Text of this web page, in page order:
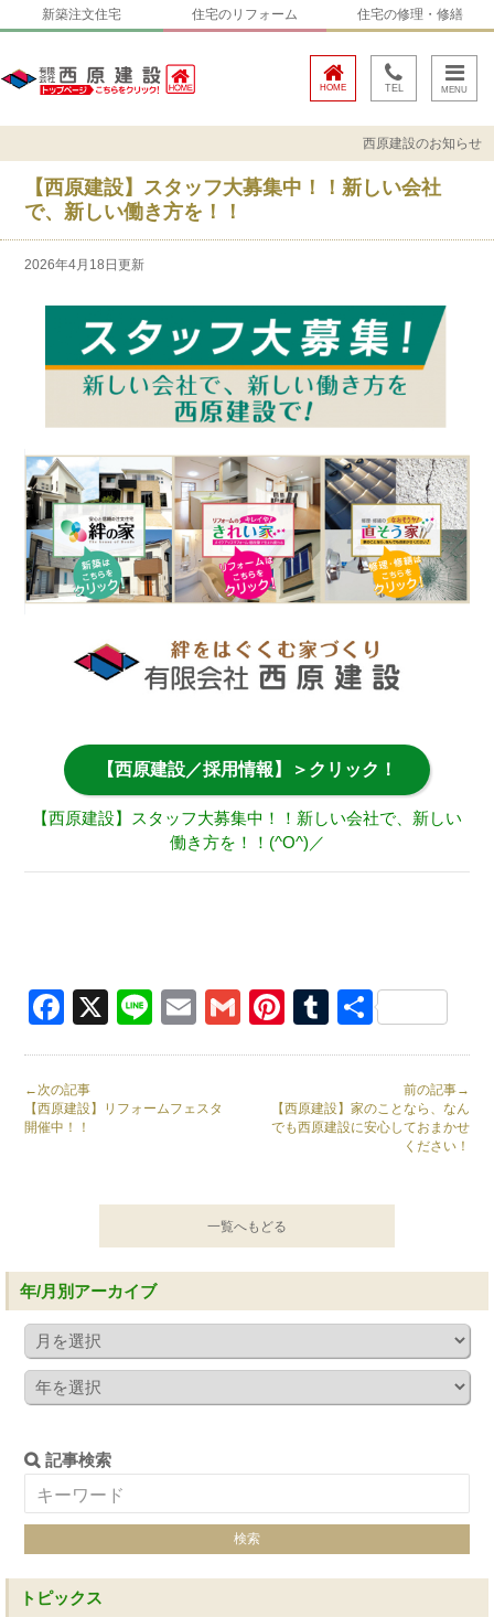
新築注文住宅 住宅のリフォーム 住宅の修理・修繕
TEL
HOME
西原建設のお知らせ
【西原建設】スタッフ大募集中！！新しい会社
で、新しい働き方を！！
2026年4月18日更新
【西原建設／採用情報】＞クリック！
【西原建設】スタッフ大募集中！！新しい会社で、新しい
働き方を！！(^O^)／
Facebook
X LineEmailGmailPinterest
Tumblr
共
前の記事→
【西原建設】家のことなら、なん
でも西原建設に安心しておまかせ
ください！
←次の記事
【西原建設】リフォームフェスタ
開催中！！
一覧へもどる
年/月別アーカイブ
記事検索
トピックス